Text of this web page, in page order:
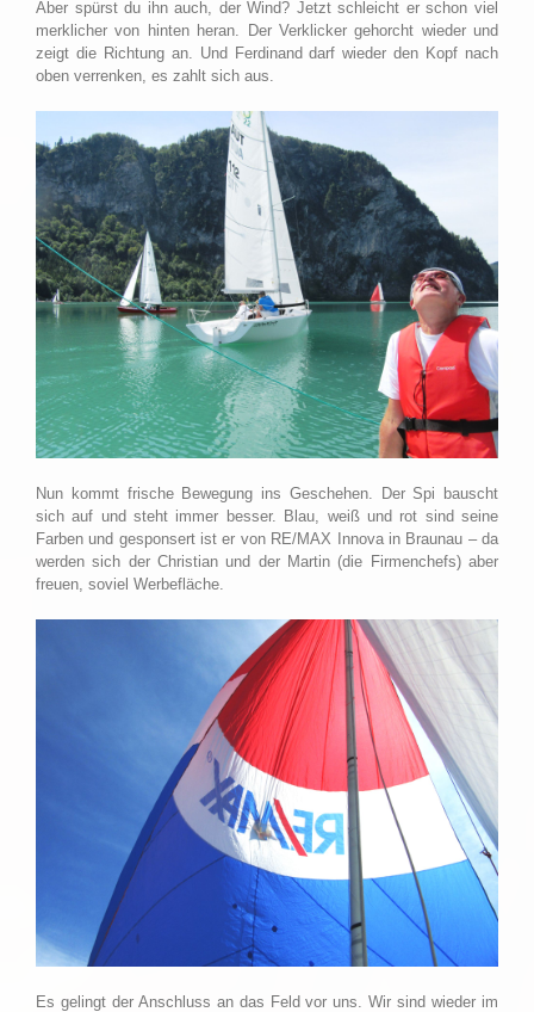
Aber spürst du ihn auch, der Wind? Jetzt schleicht er schon viel
merklicher von hinten heran. Der Verklicker gehorcht wieder und
zeigt die Richtung an. Und Ferdinand darf wieder den Kopf nach
oben verrenken, es zahlt sich aus.
Nun kommt frische Bewegung ins Geschehen. Der Spi bauscht
sich auf und steht immer besser. Blau, weiß und rot sind seine
Farben und gesponsert ist er von RE/MAX Innova in Braunau – da
werden sich der Christian und der Martin (die Firmenchefs) aber
freuen, soviel Werbefläche.
Es gelingt der Anschluss an das Feld vor uns. Wir sind wieder im